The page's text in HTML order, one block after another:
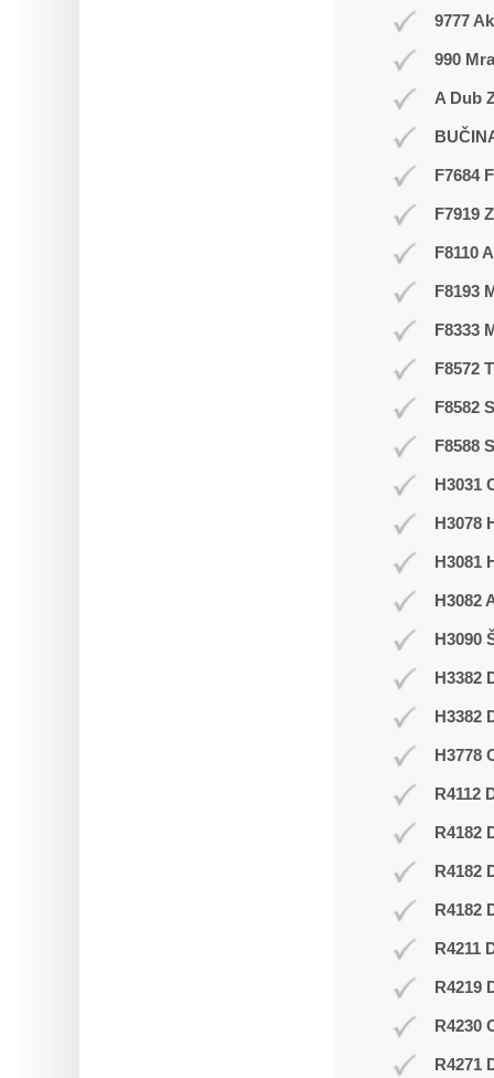
9777
990
A Dub
F7684
F7919
F8110
F8193
F8333
F8572
F8582
F8588
H3031
H3078
H3081
H3082
H3090
H3382
H3382
H3778
R4112
R4182
R4182
R4182
R4211
R4219
R4230
R4271